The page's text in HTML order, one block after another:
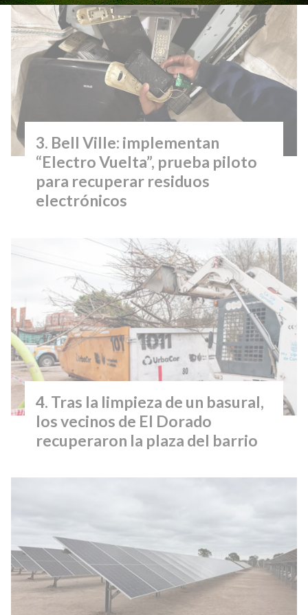
Bell Ville: implementan
“Electro Vuelta”, prueba piloto
para recuperar residuos
electrónicos
Tras la limpieza de un basural,
los vecinos de El Dorado
recuperaron la plaza del barrio